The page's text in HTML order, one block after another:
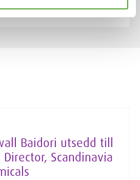
Hitta mer produkter
Baidori utsedd till
Scandinavia